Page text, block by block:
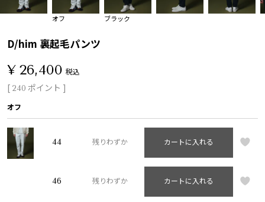
オフ ブラック
D/him 裏起毛パンツ
¥ 26,400 税込
[ 240 ポイント ]
オフ
44 残りわずか カートに入れる
46 残りわずか カートに入れる